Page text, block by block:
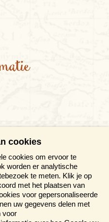
van Indonesië,
hoofdstad van
en omgeving
als een van de
aan de kraton met het
de uitvalsbasis
boeddhistische
de hindoeïstische
kun je genieten van
en
cookies
cookies om ervoor te
worden er analytische
te meten. Klik je op
met het plaatsen van
voor gepersonaliseerde
uw gegevens delen met
voor